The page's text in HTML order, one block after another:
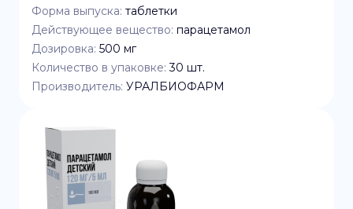
Форма выпуска: таблетки
Действующее вещество: парацетамол
Дозировка: 500 мг
Количество в упаковке: 30 шт.
Производитель: УРАЛБИОФАРМ